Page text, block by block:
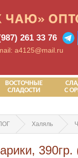
261 33 76
a4125@mail.ru
ВОСТОЧНЫЕ
СЛАДОСТИ
С
Халяль